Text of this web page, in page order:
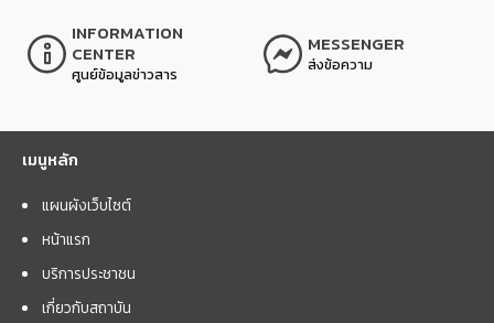
INFORMATION
CENTER
ศูนย์ข้อมูลข่าวสาร
MESSENGER
ส่งข้อความ
เมนูหลัก
แผนผังเว็บไซต์
หน้าแรก
บริการประชาชน
เกี่ยวกับสถาบัน